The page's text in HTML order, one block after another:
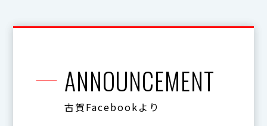
ANNOUNCEMENT
古賀Facebookより